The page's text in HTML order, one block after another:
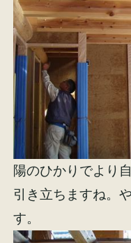
陽のひかりでより
引き立ちますね。
す。